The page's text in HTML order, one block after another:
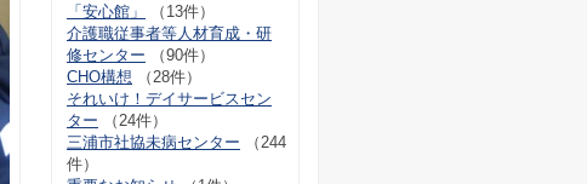
「安心館」
（13件）
介護職従事者等人材育成・研
修センター （90件）
CHO構想 （28件）
それいけ！デイサービスセン
ター （24件）
三浦市社協未病センター （244
件）